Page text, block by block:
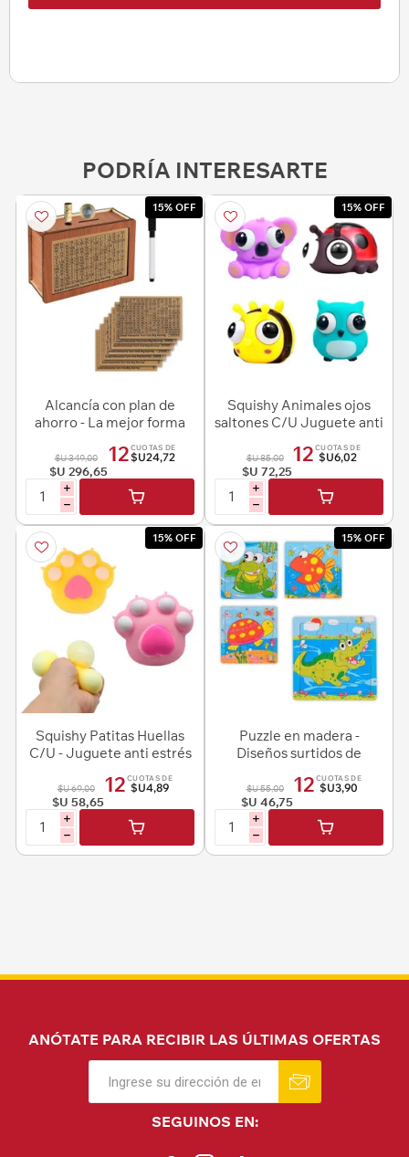
PODRÍA INTERESARTE
15% OFF
Alcancía con plan de
ahorro - La mejor forma
$U 349,00
$U 296,65
12 CUOTAS DE
$U24,72
i
h
15% OFF
Squishy Animales ojos
saltones C/U Juguete anti
$U 85,00
$U 72,25
12 CUOTAS DE
$U6,02
i
h
15% OFF
Squishy Patitas Huellas
C/U - Juguete anti estrés
$U 69,00
$U 58,65
12 CUOTAS DE
$U4,89
i
h
15% OFF
Puzzle en madera -
Diseños surtidos de
$U 55,00
$U 46,75
12 CUOTAS DE
$U3,90
i
h
ANÓTATE PARA RECIBIR LAS ÚLTIMAS OFERTAS
SEGUINOS EN: